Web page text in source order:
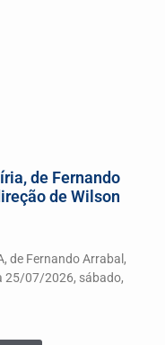
de Fernando
de Wilson
de Fernando Arrabal,
25/07/2026, sábado,